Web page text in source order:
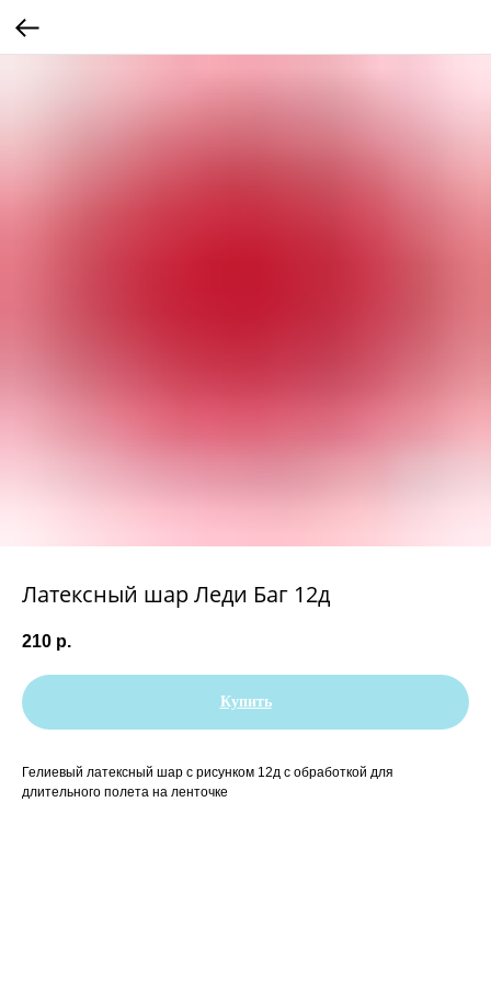
Латексный шар Леди Баг 12д
210 р.
Купить
Гелиевый латексный шар с рисунком 12д с обработкой для
длительного полета на ленточке